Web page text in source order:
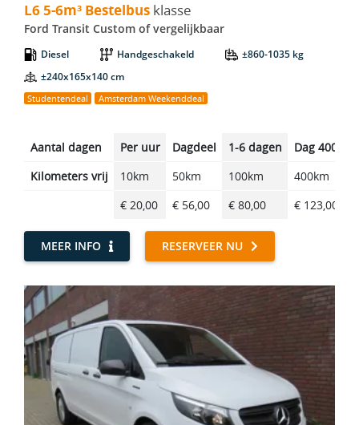
L6 5-6m³ Bestelbus klasse
Ford Transit Custom of vergelijkbaar
Diesel Handgeschakeld
±860-1035 kg
±240x165x140 cm
Studentendeal Amsterdam Weekenddeal
Aantal dagen Per uur Dagdeel 1-6 dagen
Dag 400km
Kilometers vrij
10km 50km 100km
400km
€ 20,00
€ 56,00 € 80,00 € 123,00
MEER INFO RESERVEER NU